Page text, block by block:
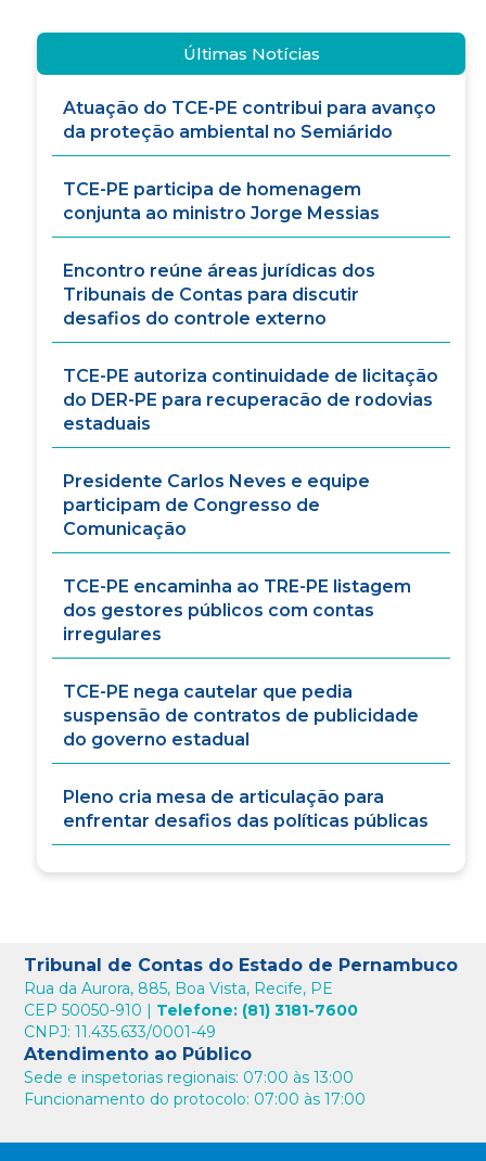
Últimas Notícias
Atuação do TCE-PE contribui para avanço
da proteção ambiental no Semiárido
TCE-PE participa de homenagem
conjunta ao ministro Jorge Messias
Encontro reúne áreas jurídicas dos
Tribunais de Contas para discutir
desafios do controle externo
TCE-PE autoriza continuidade de licitação
do DER-PE para recuperacão de rodovias
estaduais
Presidente Carlos Neves e equipe
participam de Congresso de
Comunicação
TCE-PE encaminha ao TRE-PE listagem
dos gestores públicos com contas
irregulares
TCE-PE nega cautelar que pedia
suspensão de contratos de publicidade
do governo estadual
Pleno cria mesa de articulação para
enfrentar desafios das políticas públicas
Tribunal de Contas do Estado de Pernambuco
Rua da Aurora, 885, Boa Vista, Recife, PE
CEP 50050-910 | Telefone: (81) 3181-7600
CNPJ: 11.435.633/0001-49
Atendimento ao Público
Sede e inspetorias regionais: 07:00 às 13:00
Funcionamento do protocolo: 07:00 às 17:00